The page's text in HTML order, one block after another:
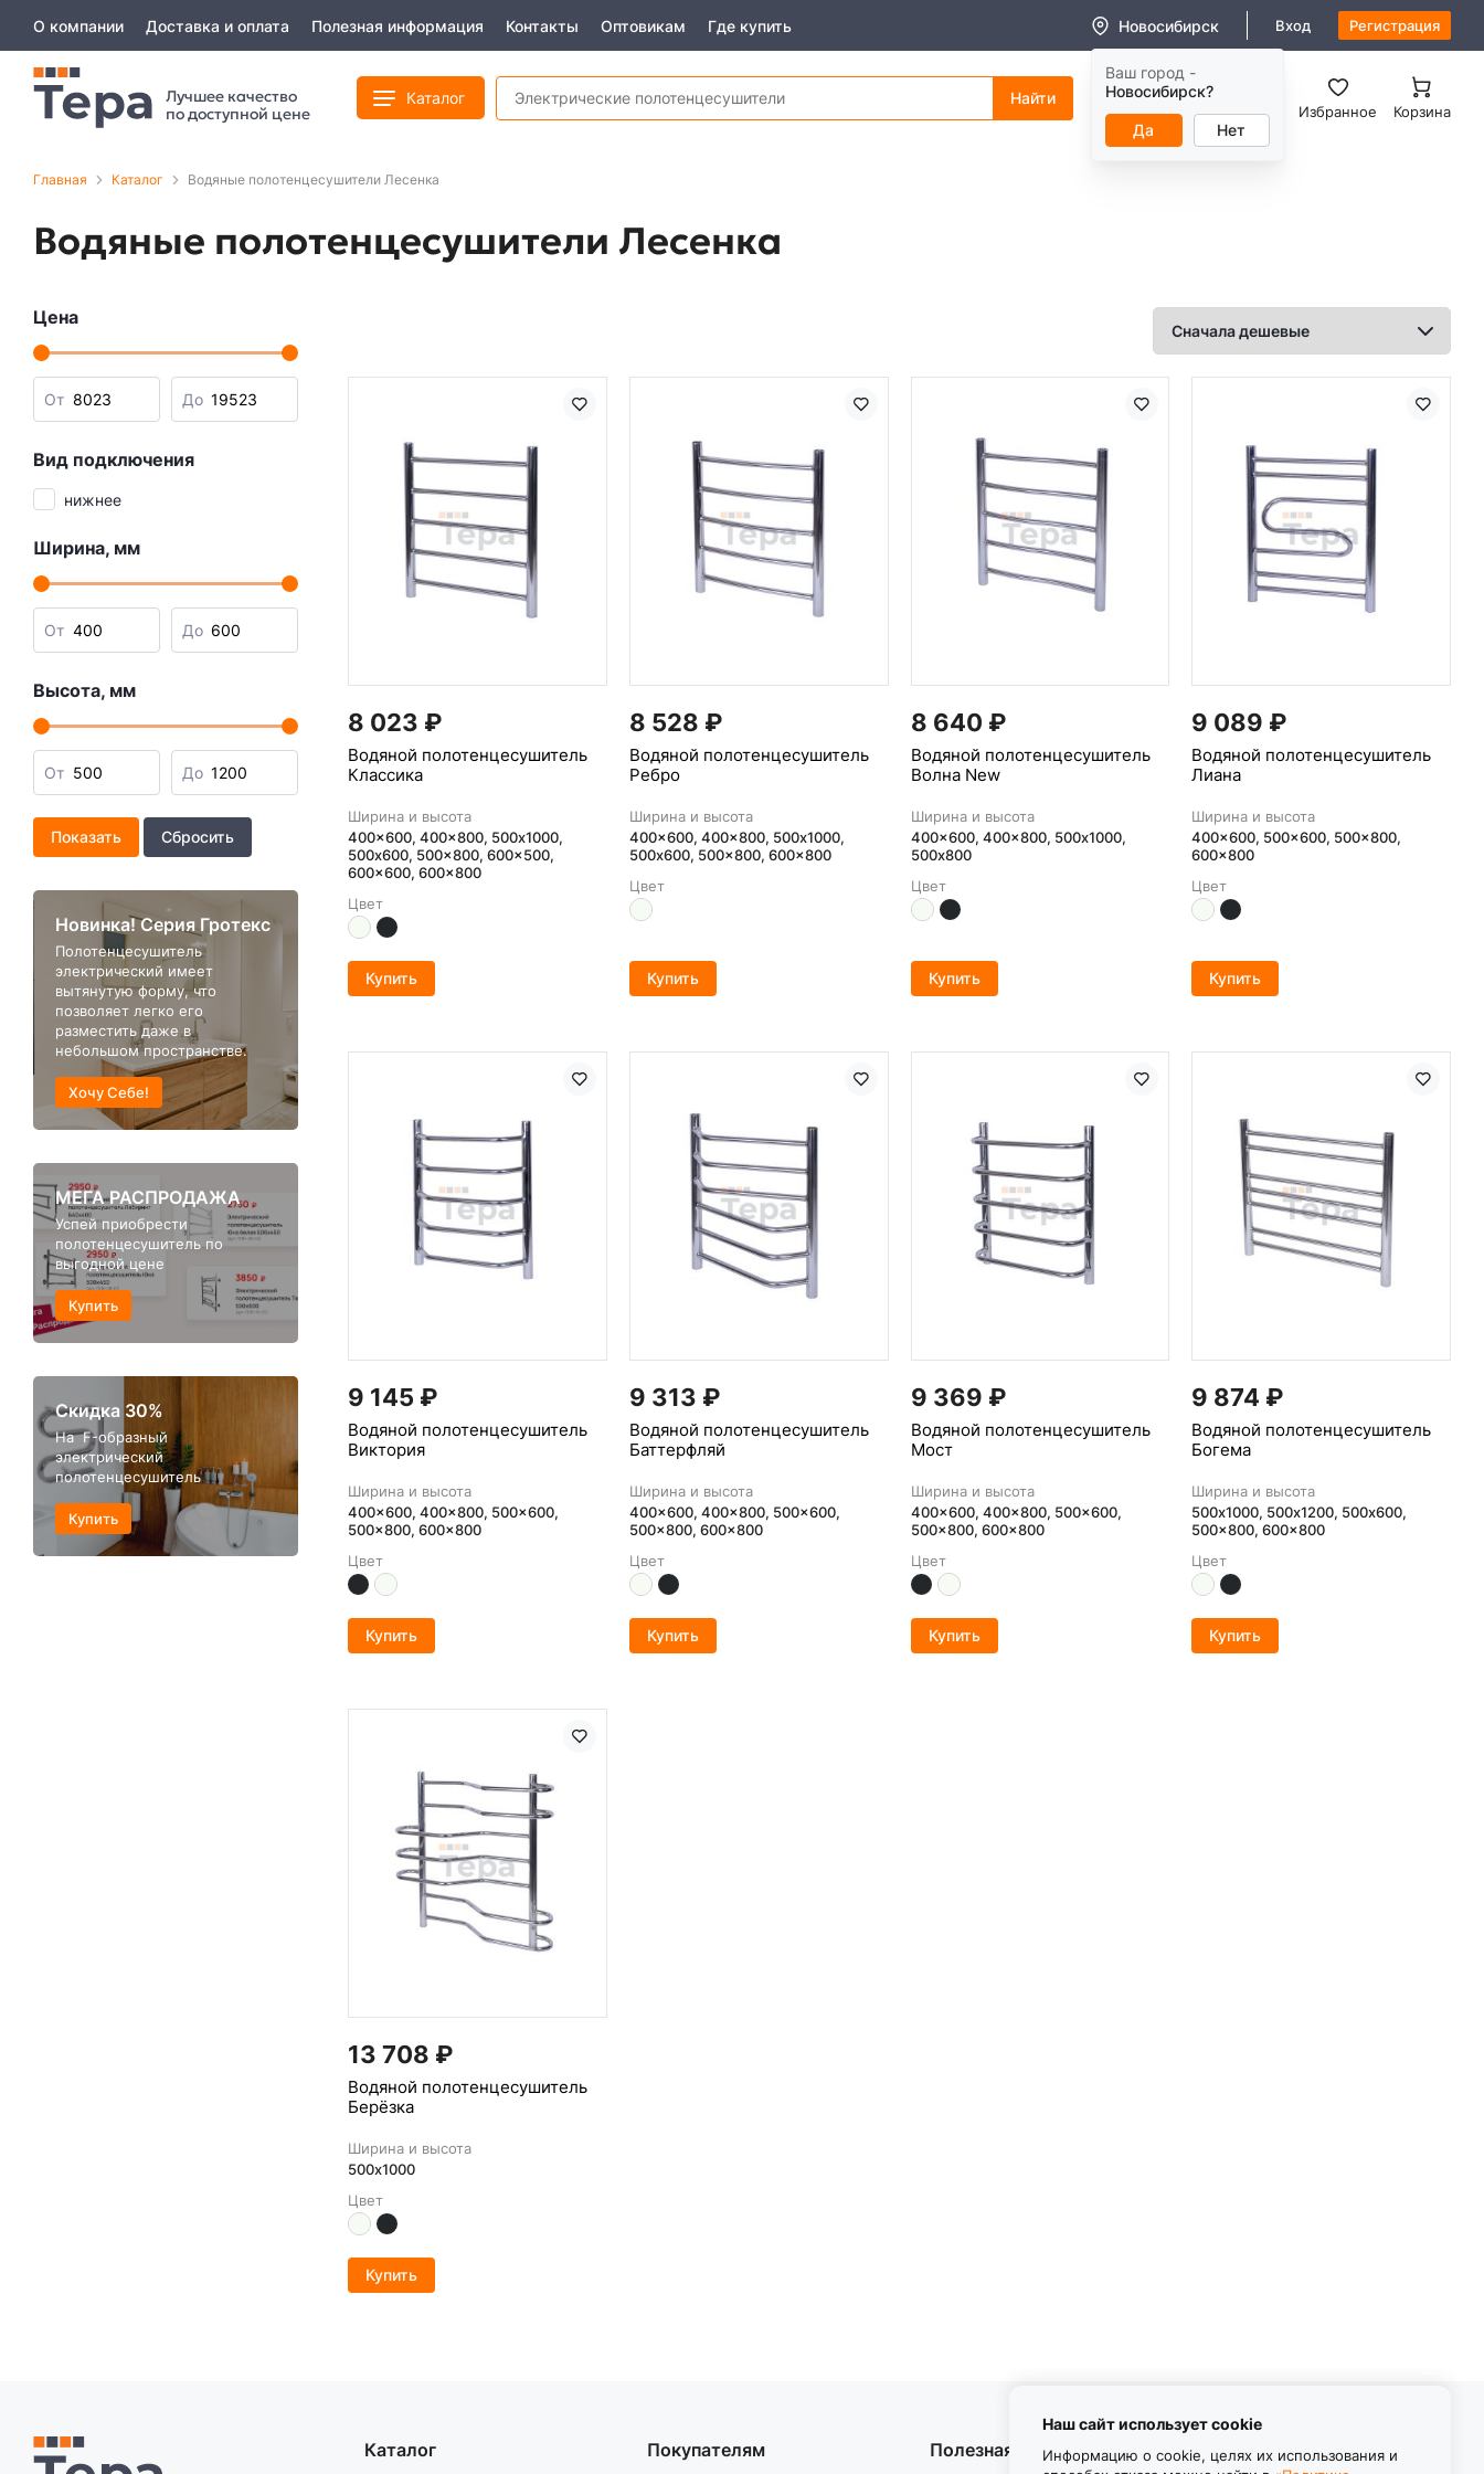
О компании Доставка и оплата Полезная информация Контакты Оптовикам Где купить Новосибирск
Ваш город -
Новосибирск?
Да Нет
Вход Регистрация
Лучшее качество
по доступной цене
Каталог 8 (800) 550-11-38
Заказать звонок Избранное Корзина
Главная Каталог Водяные полотенцесушители Лесенка
Водяные полотенцесушители Лесенка
Цена
От До
Вид подключения
нижнее
Ширина, мм
От До
Высота, мм
От До
Новинка! Серия Гротекс
Полотенцесушитель
электрический имеет
вытянутую форму, что
позволяет легко его
разместить даже в
небольшом пространстве.
Хочу Себе!
МЕГА РАСПРОДАЖА
Успей приобрести
полотенцесушитель по
выгодной цене
Купить
Скидка 30%
На F-образный
электрический
полотенцесушитель
Купить
8 023 ₽
Водяной полотенцесушитель
Классика
Ширина и высота
400x600, 400x800, 500х1000,
500x600, 500x800, 600x500,
600x600, 600x800
Цвет
Купить
8 528 ₽
Водяной полотенцесушитель
Ребро
Ширина и высота
400x600, 400x800, 500х1000,
500x600, 500x800, 600x800
Цвет
Купить
8 640 ₽
Водяной полотенцесушитель
Волна New
Ширина и высота
400x600, 400x800, 500х1000,
500x800
Цвет
Купить
9 089 ₽
Водяной полотенцесушитель
Лиана
Ширина и высота
400x600, 500x600, 500x800,
600x800
Цвет
Купить
9 145 ₽
Водяной полотенцесушитель
Виктория
Ширина и высота
400x600, 400x800, 500x600,
500x800, 600x800
Цвет
Купить
9 313 ₽
Водяной полотенцесушитель
Баттерфляй
Ширина и высота
400x600, 400x800, 500x600,
500x800, 600x800
Цвет
Купить
9 369 ₽
Водяной полотенцесушитель
Мост
Ширина и высота
400x600, 400x800, 500x600,
500x800, 600x800
Цвет
Купить
9 874 ₽
Водяной полотенцесушитель
Богема
Ширина и высота
500х1000, 500х1200, 500x600,
500x800, 600x800
Цвет
Купить
13 708 ₽
Водяной полотенцесушитель
Берёзка
Ширина и высота
500х1000
Цвет
Купить
Каталог Покупателям Полезная информация Контакты
Наш сайт использует cookie
Информацию о cookie, целях их использования и